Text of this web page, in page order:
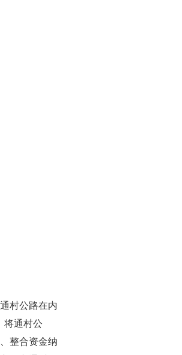
村公路在内
将通村公
整合资金纳